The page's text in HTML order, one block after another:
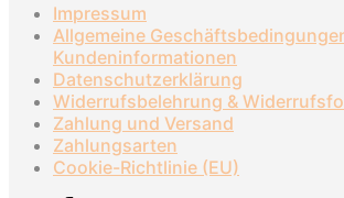
Impressum
Allgemeine
Kundeninformationen
Datenschutzerklärung
Widerrufsbelehrung &
Zahlung und Versand
Zahlungsarten
Cookie-Richtlinie (EU)